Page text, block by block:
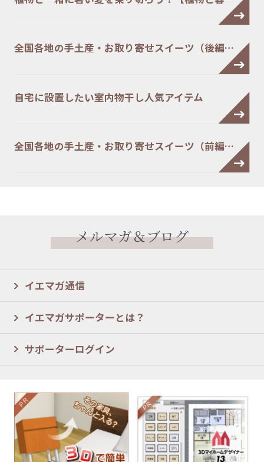
全国各地の手土産・お取り寄せスイーツ（後編…
自宅に設置したい室内物干し人気アイテム
全国各地の手土産・お取り寄せスイーツ（前編…
メルマガ＆ブログ
イエマガ通信
イエマガサポーターとは？
サポーターログイン